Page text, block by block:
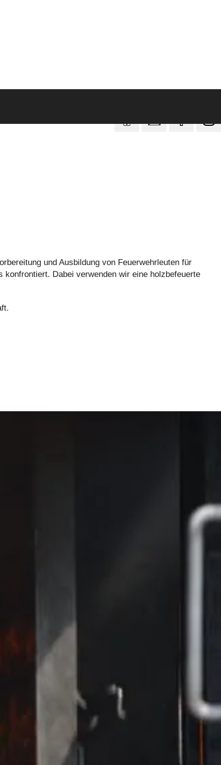
und Ausbildung von Feuerwehrleuten für
Dabei verwenden wir eine holzbefeuerte